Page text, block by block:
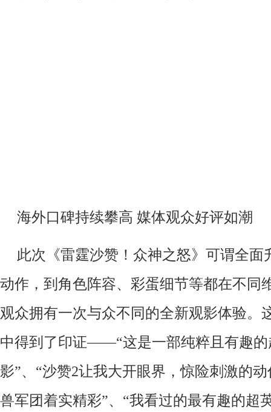
海外口碑持续攀高 媒体观众好评如潮
此次《雷霆沙赞！众神之怒》可谓全面
动作，到角色阵容、彩蛋细节等都在不同
观众拥有一次与众不同的全新观影体验。
中得到了印证——“这是一部纯粹且有趣的
影”、“沙赞2让我大开眼界，惊险刺激的
兽军团着实精彩”、“我看过的最有趣的超